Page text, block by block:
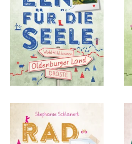
mehr Infos …
Stephanie Schlanert
In und um Berlin.
Radeln für die Seele